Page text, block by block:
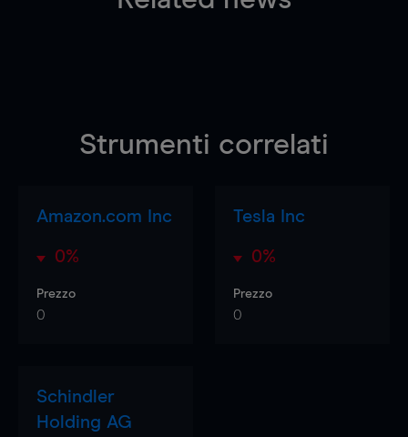
Strumenti correlati
Amazon.com Inc
0%
Prezzo
0
Tesla Inc
0%
Prezzo
0
Schindler
Holding AG